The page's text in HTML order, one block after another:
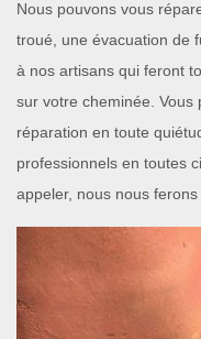
Nous pouvons vous
troué, une évacuation de
à nos artisans qui feront
sur votre cheminée. Vous
réparation en toute
professionnels en toutes
appeler, nous nous